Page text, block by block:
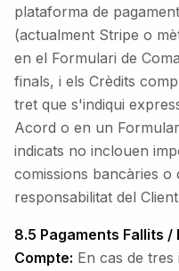
plataforma de
(actualment Stripe o
en el Formulari de
finals, i els Crèdits
tret que s'indiqui
Acord o en un
indicats no inclouen
comissions bancàries o
responsabilitat del
8.5 Pagaments Fallits /
Compte: En cas de